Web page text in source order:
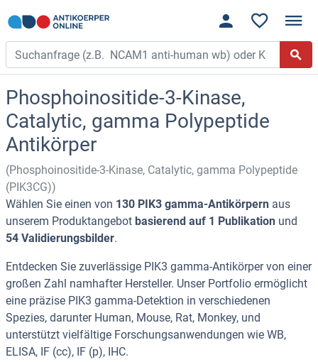
Phosphoinositide-3-Kinase,
Catalytic, gamma Polypeptide
Antikörper
(Phosphoinositide-3-Kinase, Catalytic, gamma Polypeptide
(PIK3CG))
Wählen Sie einen von 130 PIK3 gamma-Antikörpern aus
unserem Produktangebot basierend auf 1 Publikation und
54 Validierungsbilder.
Entdecken Sie zuverlässige PIK3 gamma-Antikörper von einer
großen Zahl namhafter Hersteller. Unser Portfolio ermöglicht
eine präzise PIK3 gamma-Detektion in verschiedenen
Spezies, darunter Human, Mouse, Rat, Monkey, und
unterstützt vielfältige Forschungsanwendungen wie WB,
ELISA, IF (cc), IF (p), IHC.